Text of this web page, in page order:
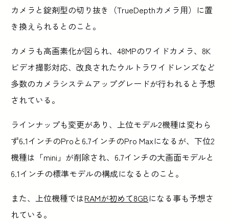
カメラと錠剤型の切り抜き（TrueDepthカメラ用）に置
き換えられるとのこと。
カメラも高画素化が図られ、48MPのワイドカメラ、8K
ビデオ撮影対応、改良されたウルトラワイドレンズなど
多数のカメラシステムアップグレードが行われると予想
されている。
ラインナップも変更があり、上位モデル2機種は変わら
ず6.1インチのProと6.7インチのPro Maxになるが、下位2
機種は「mini」が削除され、6.7インチの大画面モデルと
6.1インチの標準モデルの構成になるとのこと。
また、上位機種ではRAMが初めて8GBになる事も予想さ
れている。